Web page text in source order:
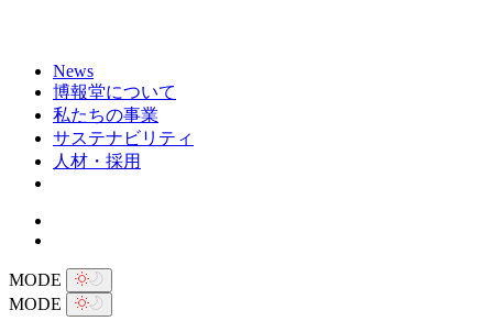
News
博報堂について
私たちの事業
サステナビリティ
人材・採用
MODE
MODE